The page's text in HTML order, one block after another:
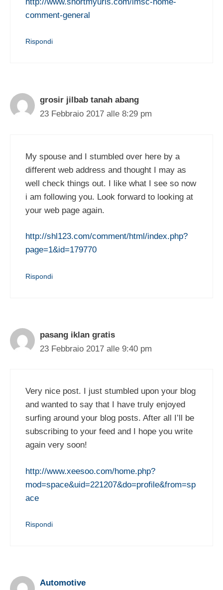
comment-general
Rispondi
grosir jilbab tanah abang
23 Febbraio 2017 alle 8:29 pm
My spouse and I stumbled over here by a
different web address and thought I may as
well check things out. I like what I see so now
i am following you. Look forward to looking at
your web page again.
http://shl123.com/comment/html/index.php?
page=1&id=179770
Rispondi
pasang iklan gratis
23 Febbraio 2017 alle 9:40 pm
Very nice post. I just stumbled upon your blog
and wanted to say that I have truly enjoyed
surfing around your blog posts. After all I’ll be
subscribing to your feed and I hope you write
again very soon!
http://www.xeesoo.com/home.php?
mod=space&uid=221207&do=profile&from=sp
ace
Rispondi
Automotive